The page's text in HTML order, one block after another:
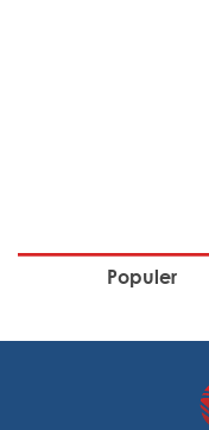
Populer